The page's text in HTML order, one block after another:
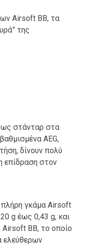
Airsoft BB, τα
της
ως στάνταρ στα
AEG,
δίνουν πολύ
επίδραση στον
πλήρη γκάμα Airsoft
g έως 0,43 g, και
Airsoft BB, το οποίο
ελεύθερων